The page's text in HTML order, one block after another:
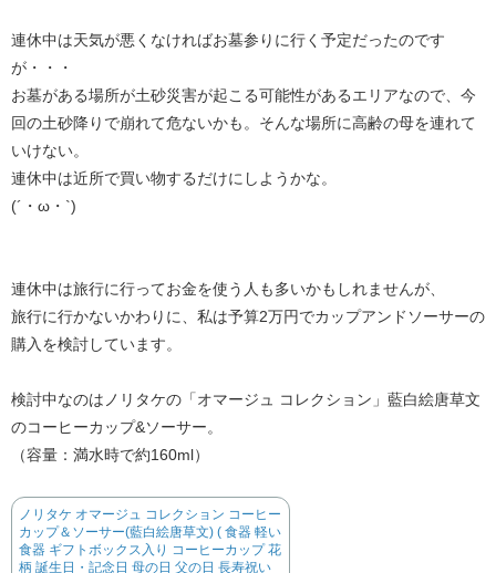
連休中は天気が悪くなければお墓参りに行く予定だったのです
が・・・
お墓がある場所が土砂災害が起こる可能性があるエリアなので、今
回の土砂降りで崩れて危ないかも。そんな場所に高齢の母を連れて
いけない。
連休中は近所で買い物するだけにしようかな。
(´・ω・`)
連休中は旅行に行ってお金を使う人も多いかもしれませんが、
旅行に行かないかわりに、私は予算2万円でカップアンドソーサーの
購入を検討しています。
検討中なのはノリタケの「オマージュ コレクション」藍白絵唐草文
のコーヒーカップ&ソーサー。
（容量：満水時で約160ml）
ノリタケ オマージュ コレクション コーヒー
カップ＆ソーサー(藍白絵唐草文) ( 食器 軽い
食器 ギフトボックス入り コーヒーカップ 花
柄 誕生日・記念日 母の日 父の日 長寿祝い